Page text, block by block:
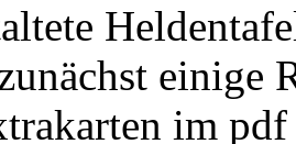
einige
im pdf